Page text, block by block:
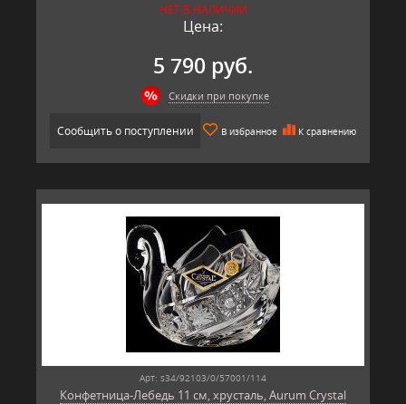
НЕТ В НАЛИЧИИ
Цена:
5 790 руб.
Скидки при покупке
Сообщить о поступлении В избранное К сравнению
Арт: s34/92103/0/57001/114
Конфетница-Лебедь 11 см, хрусталь, Aurum Crystal